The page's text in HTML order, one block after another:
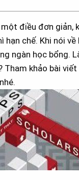
điều đơn giản,
chế. Khi nói
ngàn học bổng.
khảo bài